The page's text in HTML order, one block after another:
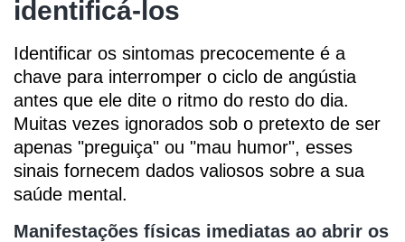
identificá-los
Identificar os sintomas precocemente é a
chave para interromper o ciclo de angústia
antes que ele dite o ritmo do resto do dia.
Muitas vezes ignorados sob o pretexto de ser
apenas "preguiça" ou "mau humor", esses
sinais fornecem dados valiosos sobre a sua
saúde mental.
Manifestações físicas imediatas ao abrir os